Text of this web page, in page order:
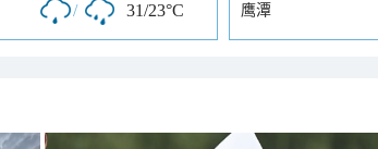
/ 31/23°C 鹰潭